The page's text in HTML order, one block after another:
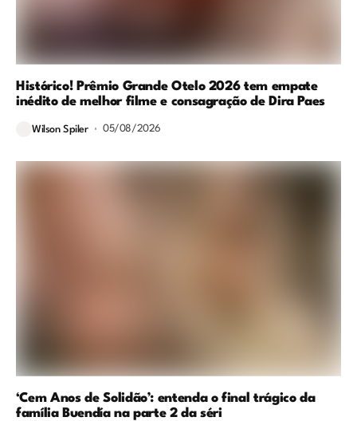
Histórico! Prêmio Grande Otelo 2026 tem empate
inédito de melhor filme e consagração de Dira Paes
Wilson Spiler 05/08/2026
‘Cem Anos de Solidão’: entenda o final trágico da
família Buendía na parte 2 da séri